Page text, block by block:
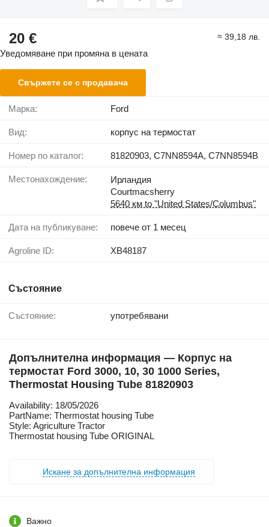
20 € ≈ 39,18 лв.
Уведомяване при промяна в цената
Свържете се с продавача
Марка: Ford
Вид: корпус на термостат
Номер по каталог: 81820903, C7NN8594A, C7NN8594B
Местонахождение:
Ирландия
Courtmacsherry
5640 км to "United States/Columbus"
Дата на публикуване: повече от 1 месец
Agroline ID: XB48187
Състояние
Състояние: употребявани
Допълнителна информация — Корпус на
термостат Ford 3000, 10, 30 1000 Series,
Thermostat Housing Tube 81820903
Availability: 18/05/2026
PartName: Thermostat housing Tube
Style: Agriculture Tractor
Thermostat housing Tube ORIGINAL
Искане за допълнителна информация
Важно